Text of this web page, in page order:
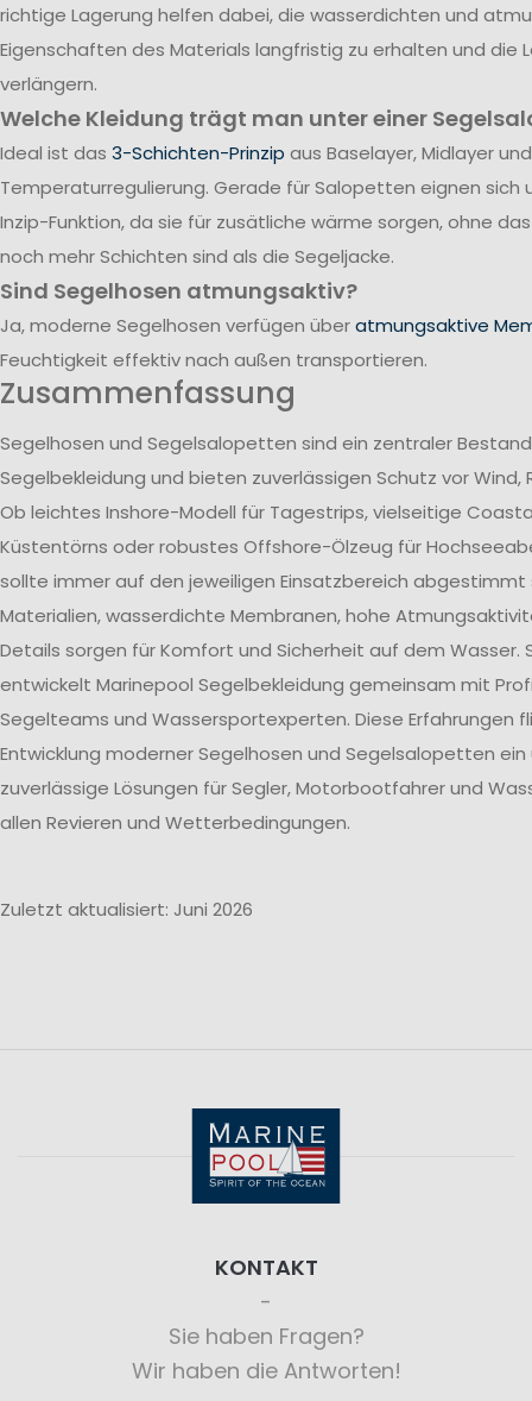
richtige Lagerung helfen dabei, die wasserdichten und
Eigenschaften des Materials langfristig zu erhalten und die
verlängern.
Welche Kleidung trägt man unter einer
Ideal ist das 3-Schichten-Prinzip aus Baselayer, Midlayer
Temperaturregulierung. Gerade für Salopetten eignen sich
Inzip-Funktion, da sie für zusätliche wärme sorgen, ohne
noch mehr Schichten sind als die Segeljacke.
Sind Segelhosen atmungsaktiv?
Ja, moderne Segelhosen verfügen überatmungsaktive
Feuchtigkeit effektiv nach außen transportieren.
Zusammenfassung
Segelhosen und Segelsalopetten sind ein zentraler
Segelbekleidung und bieten zuverlässigen Schutz vor Wind,
Ob leichtes Inshore-Modell für Tagestrips, vielseitige
Küstentörns oder robustes Offshore-Ölzeug für
sollte immer auf den jeweiligen Einsatzbereich abgestimmt
Materialien, wasserdichte Membranen, hohe
Details sorgen für Komfort und Sicherheit auf dem Wasser.
entwickelt Marinepool Segelbekleidung gemeinsam mit
Segelteams und Wassersportexperten. Diese Erfahrungen
Entwicklung moderner Segelhosen und Segelsalopetten
zuverlässige Lösungen für Segler, Motorbootfahrer und
allen Revieren und Wetterbedingungen.
Zuletzt aktualisiert: Juni 2026
KONTAKT
Sie haben Fragen?
Wir haben die Antworten!